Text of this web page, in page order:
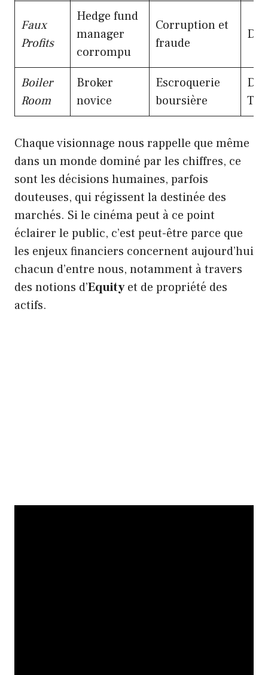
Faux
Profits
Hedge fund
manager
corrompu
Corruption et
fraude
Boiler
Room
Broker
novice
Escroquerie
boursière
Chaque visionnage nous rappelle que même
dans un monde dominé par les chiffres, ce
sont les décisions humaines, parfois
douteuses, qui régissent la destinée des
marchés. Si le cinéma peut à ce point
éclairer le public, c’est peut-être parce que
les enjeux financiers concernent aujourd’hui
chacun d’entre nous, notamment à travers
des notions d’Equityet de propriété des
actifs.